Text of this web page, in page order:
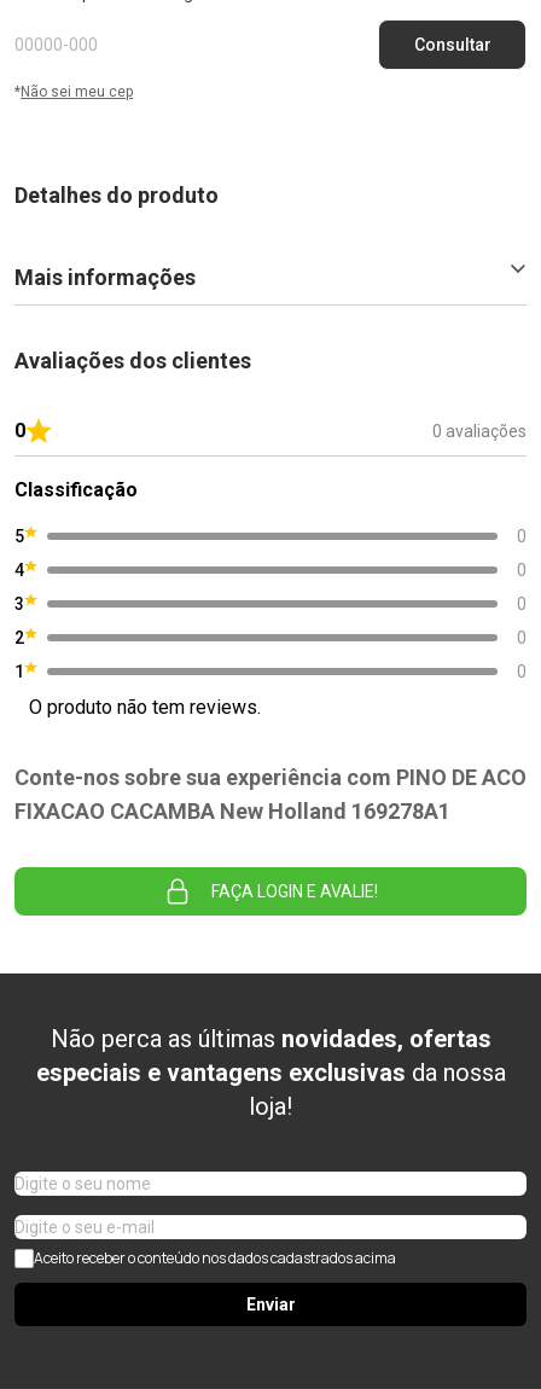
*Não sei meu cep
Detalhes do produto
Mais informações
Avaliações dos clientes
0 0 avaliações
Classificação
5
0
4
0
3
0
2
0
1
0
O produto não tem reviews.
Conte-nos sobre sua experiência com PINO DE ACO
FIXACAO CACAMBA New Holland 169278A1
FAÇA LOGIN E AVALIE!
Não perca as últimas novidades, ofertas
especiais e vantagens exclusivas da nossa
loja!
Aceito receber o conteúdo nos dados cadastrados acima
Enviar